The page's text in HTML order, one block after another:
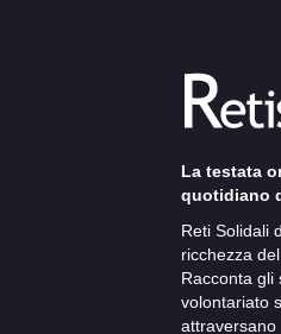
La testata
quotidiano
Reti Solidali
ricchezza
Racconta gli
volontariato
attraversano